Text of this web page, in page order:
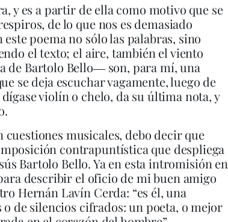
y es a partir de ella como motivo que se
de lo que nos es demasiado
poema no sólo las palabras, sino
el texto; el aire, también el viento
Bartolo Bello― son, para mí, una
se deja escuchar vagamente, luego de
violín o chelo, da su última nota, y
musicales, debo decir que
contrapuntística que despliega
Bartolo Bello. Ya en esta intromisión en
describir el oficio de mi buen amigo
Hernán Lavín Cerda: “es él, una
de silencios cifrados: un poeta, o mejor